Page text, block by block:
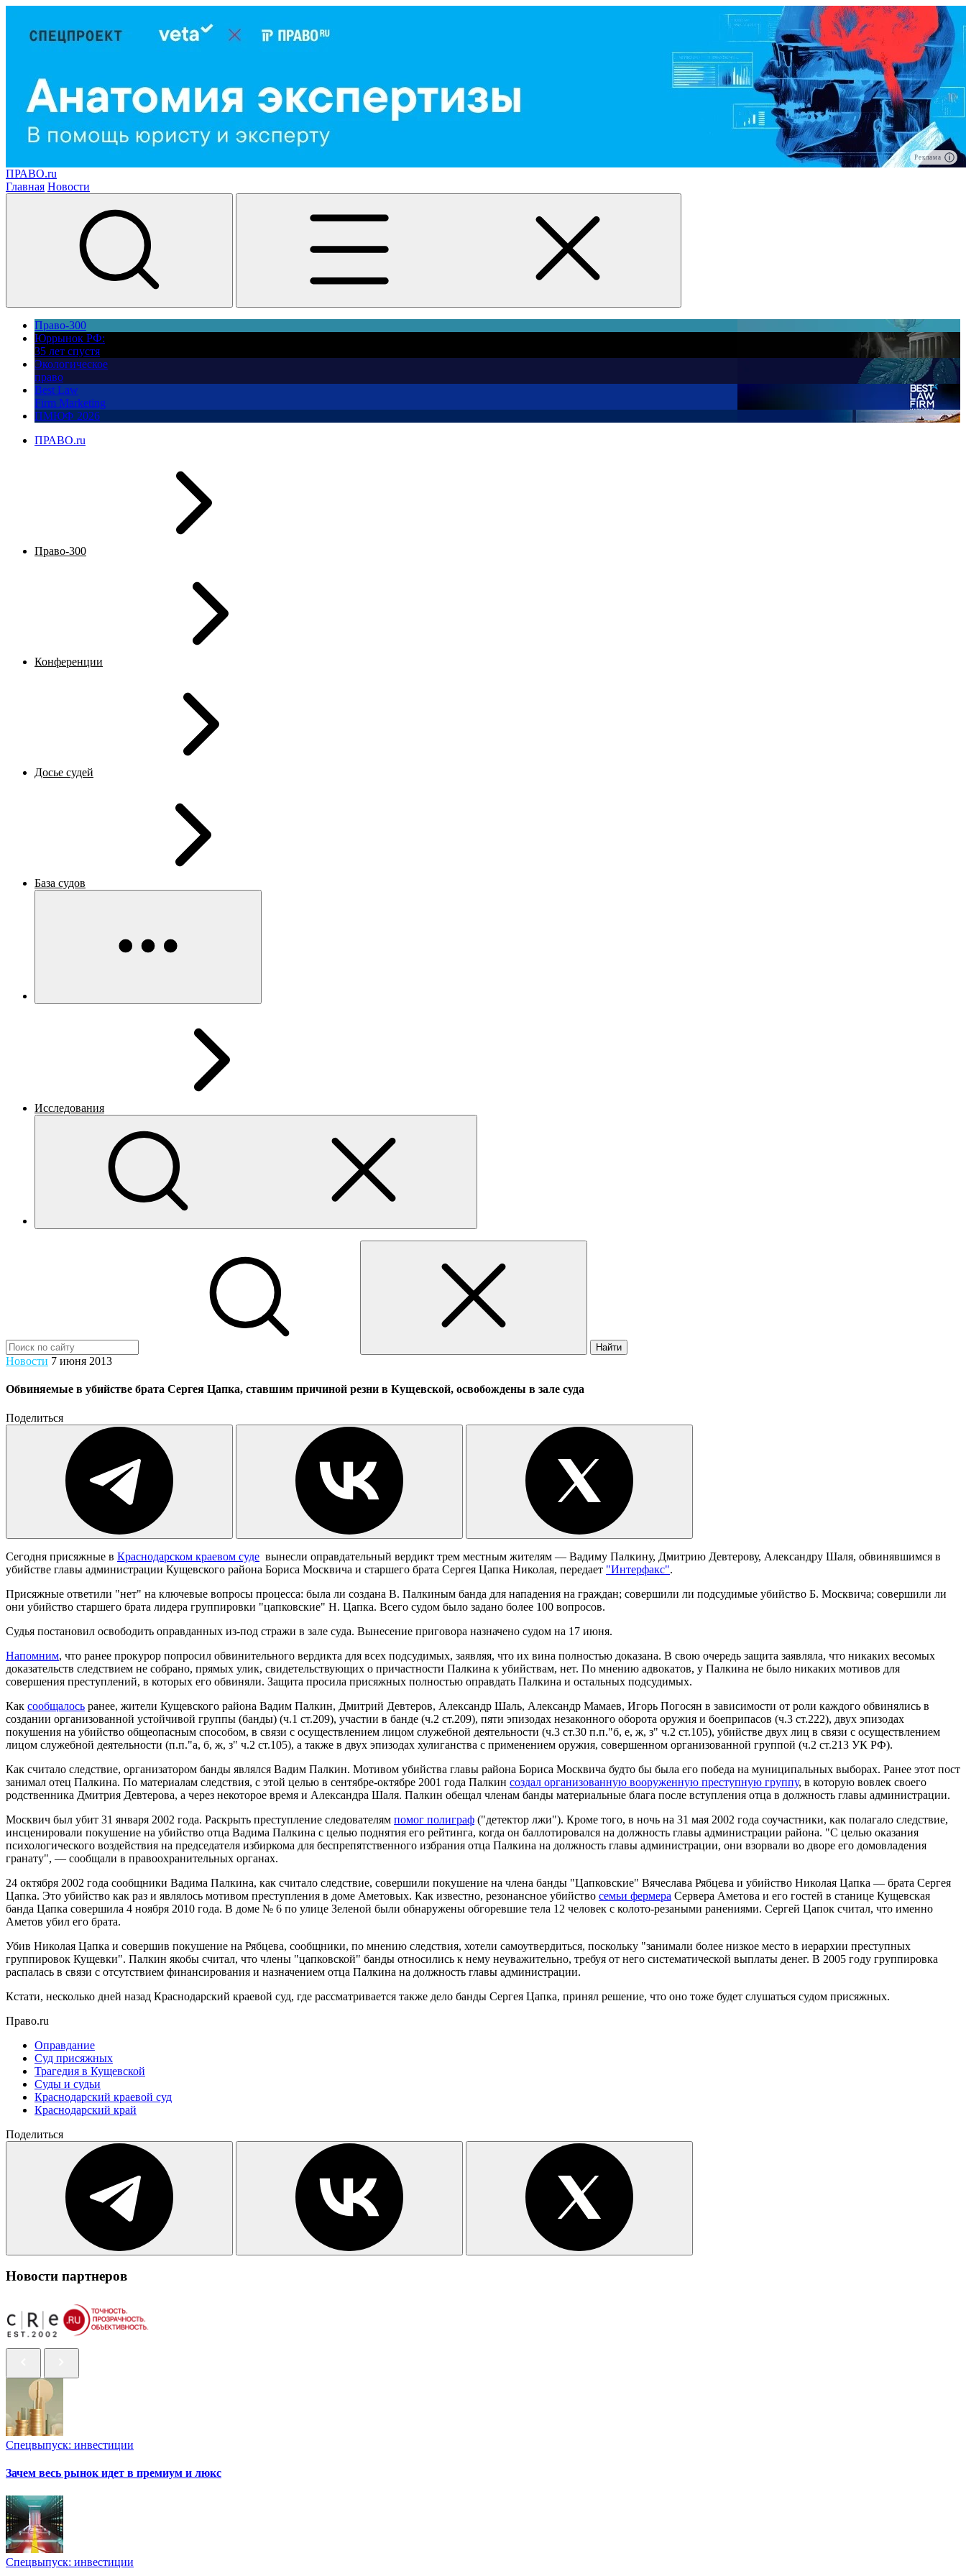
Реклама
ПРАВО.ru
Главная Новости
Право-300
Юррынок РФ:
35 лет спустя
Экологическое
право
Best Law
Firm Marketing
ПМЮФ 2026
ПРАВО.ru
Право-300
Конференции
Досье судей
База судов
Исследования
Найти
Новости 7 июня 2013
Обвиняемые в убийстве брата Сергея Цапка, ставшим причиной резни в Кущевской, освобождены в зале суда
Поделиться
Сегодня присяжные в Краснодарском краевом суде вынесли оправдательный вердикт трем местным жителям — Вадиму Палкину, Дмитрию Девтерову, Александру Шаля, обвинявшимся в
убийстве главы администрации Кущевского района Бориса Москвича и старшего брата Сергея Цапка Николая, передает "Интерфакс".
Присяжные ответили "нет" на ключевые вопросы процесса: была ли создана В. Палкиным банда для нападения на граждан; совершили ли подсудимые убийство Б. Москвича; совершили ли
они убийство старшего брата лидера группировки "цапковские" Н. Цапка. Всего судом было задано более 100 вопросов.
Судья постановил освободить оправданных из-под стражи в зале суда. Вынесение приговора назначено судом на 17 июня.
Напомним, что ранее прокурор попросил обвинительного вердикта для всех подсудимых, заявляя, что их вина полностью доказана. В свою очередь защита заявляла, что никаких весомых
доказательств следствием не собрано, прямых улик, свидетельствующих о причастности Палкина к убийствам, нет. По мнению адвокатов, у Палкина не было никаких мотивов для
совершения преступлений, в которых его обвиняли. Защита просила присяжных полностью оправдать Палкина и остальных подсудимых.
Как сообщалось ранее, жители Кущевского района Вадим Палкин, Дмитрий Девтеров, Александр Шаль, Александр Мамаев, Игорь Погосян в зависимости от роли каждого обвинялись в
создании организованной устойчивой группы (банды) (ч.1 ст.209), участии в банде (ч.2 ст.209), пяти эпизодах незаконного оборота оружия и боеприпасов (ч.3 ст.222), двух эпизодах
покушения на убийство общеопасным способом, в связи с осуществлением лицом служебной деятельности (ч.3 ст.30 п.п."б, е, ж, з" ч.2 ст.105), убийстве двух лиц в связи с осуществлением
лицом служебной деятельности (п.п."а, б, ж, з" ч.2 ст.105), а также в двух эпизодах хулиганства с применением оружия, совершенном организованной группой (ч.2 ст.213 УК РФ).
Как считало следствие, организатором банды являлся Вадим Палкин. Мотивом убийства главы района Бориса Москвича будто бы была его победа на муниципальных выборах. Ранее этот пост
занимал отец Палкина. По материалам следствия, с этой целью в сентябре-октябре 2001 года Палкин создал организованную вооруженную преступную группу, в которую вовлек своего
родственника Дмитрия Девтерова, а через некоторое время и Александра Шаля. Палкин обещал членам банды материальные блага после вступления отца в должность главы администрации.
Москвич был убит 31 января 2002 года. Раскрыть преступление следователям помог полиграф ("детектор лжи"). Кроме того, в ночь на 31 мая 2002 года соучастники, как полагало следствие,
инсценировали покушение на убийство отца Вадима Палкина с целью поднятия его рейтинга, когда он баллотировался на должность главы администрации района. "С целью оказания
психологического воздействия на председателя избиркома для беспрепятственного избрания отца Палкина на должность главы администрации, они взорвали во дворе его домовладения
гранату", — сообщали в правоохранительных органах.
24 октября 2002 года сообщники Вадима Палкина, как считало следствие, совершили покушение на члена банды "Цапковские" Вячеслава Рябцева и убийство Николая Цапка — брата Сергея
Цапка. Это убийство как раз и являлось мотивом преступления в доме Аметовых. Как известно, резонансное убийство семьи фермера Сервера Аметова и его гостей в станице Кущевская
банда Цапка совершила 4 ноября 2010 года. В доме № 6 по улице Зеленой были обнаружены обгоревшие тела 12 человек с колото-резаными ранениями. Сергей Цапок считал, что именно
Аметов убил его брата.
Убив Николая Цапка и совершив покушение на Рябцева, сообщники, по мнению следствия, хотели самоутвердиться, поскольку "занимали более низкое место в иерархии преступных
группировок Кущевки". Палкин якобы считал, что члены "цапковской" банды относились к нему неуважительно, требуя от него систематической выплаты денег. В 2005 году группировка
распалась в связи с отсутствием финансирования и назначением отца Палкина на должность главы администрации.
Кстати, несколько дней назад Краснодарский краевой суд, где рассматривается также дело банды Сергея Цапка, принял решение, что оно тоже будет слушаться судом присяжных.
Право.ru
Оправдание
Суд присяжных
Трагедия в Кущевской
Суды и судьи
Краснодарский краевой суд
Краснодарский край
Поделиться
Новости партнеров
Спецвыпуск: инвестиции
Зачем весь рынок идет в премиум и люкс
Спецвыпуск: инвестиции